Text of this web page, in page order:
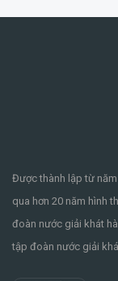
Được thành lập từ năm
qua hơn 20 năm hình
đoàn nước giải khát
tập đoàn nước giải